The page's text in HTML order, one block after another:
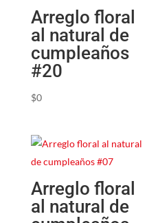
Arreglo floral
al natural de
cumpleaños
#20
$0
Arreglo floral
al natural de